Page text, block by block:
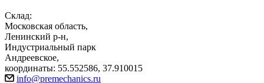
Склад:
Московская область,
Ленинский р-н,
Индустриальный парк
Андреевское,
координаты: 55.552586, 37.910015
info@premechanics.ru